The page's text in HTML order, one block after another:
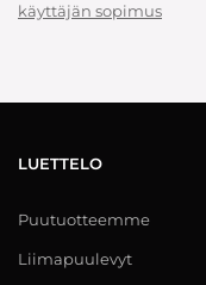
käyttäjän sopimus
LUETTELO
Puutuotteemme
Liimapuulevyt